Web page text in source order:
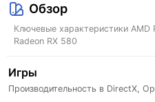
Обзор
Ключевые характеристики AMD
Radeon RX 580
Игры
Производительность в DirectX,